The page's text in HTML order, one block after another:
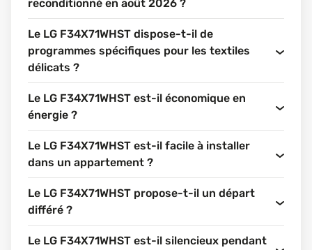
reconditionné en août 2026 ?
Le LG F34X71WHST dispose-t-il de
programmes spécifiques pour les textiles
délicats ?
Le LG F34X71WHST est-il économique en
énergie ?
Le LG F34X71WHST est-il facile à installer
dans un appartement ?
Le LG F34X71WHST propose-t-il un départ
différé ?
Le LG F34X71WHST est-il silencieux pendant